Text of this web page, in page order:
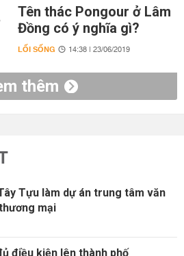
Tên thác Pongour ở Lâm
Đồng có ý nghĩa gì?
LỐI SỐNG 14:38 | 23/06/2019
thêm
Tựu làm dự án trung tâm văn
mại
điều kiện lên thành phố